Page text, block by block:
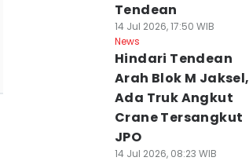
Tendean
14 Jul 2026, 17:50 WIB
News
Hindari Tendean
Arah Blok M Jaksel,
Ada Truk Angkut
Crane Tersangkut
JPO
14 Jul 2026, 08:23 WIB